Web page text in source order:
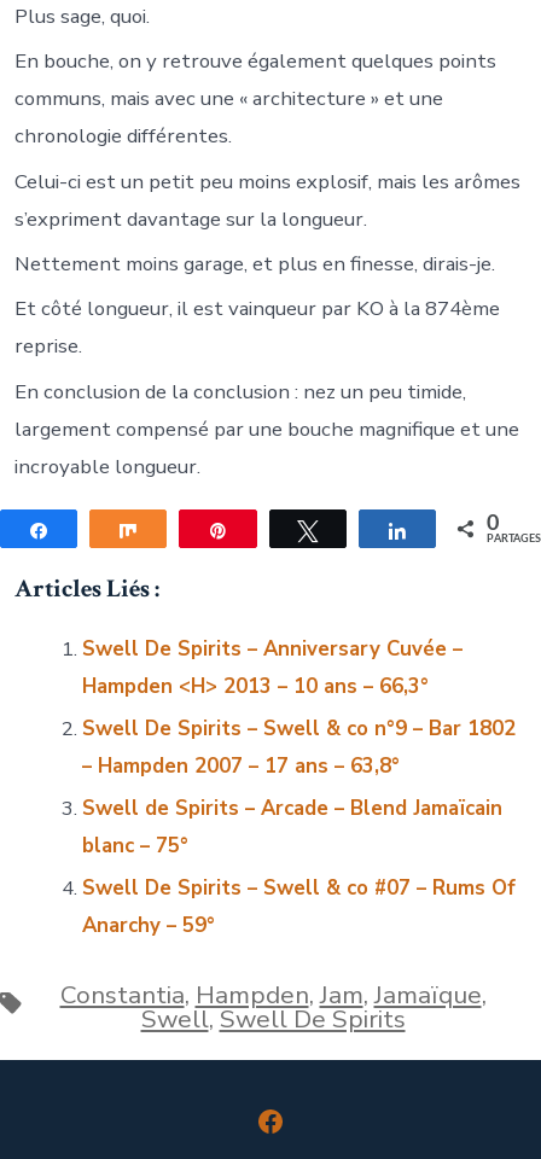
Plus sage, quoi.
En bouche, on y retrouve également quelques points
communs, mais avec une « architecture » et une
chronologie différentes.
Celui-ci est un petit peu moins explosif, mais les arômes
s’expriment davantage sur la longueur.
Nettement moins garage, et plus en finesse, dirais-je.
Et côté longueur, il est vainqueur par KO à la 874ème
reprise.
En conclusion de la conclusion : nez un peu timide,
largement compensé par une bouche magnifique et une
incroyable longueur.
Partagez Partagez Tweetez Partagez 0
PARTAGES
Articles Liés :
Swell De Spirits – Anniversary Cuvée –
Hampden <H> 2013 – 10 ans – 66,3°
Swell De Spirits – Swell & co n°9 – Bar 1802
– Hampden 2007 – 17 ans – 63,8°
Swell de Spirits – Arcade – Blend Jamaïcain
blanc – 75°
Swell De Spirits – Swell & co #07 – Rums Of
Anarchy – 59°
ÉtiquettesConstantia, Hampden,Jam,Jamaïque,
Swell,Swell De Spirits
Open